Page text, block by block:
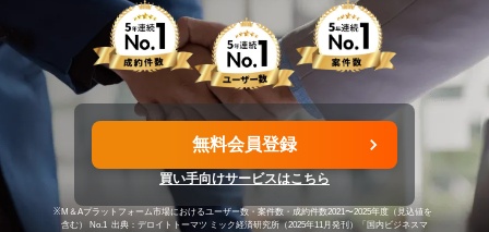
M&A案件一覧
売りたい方へ
買いたい方へ
無料会員登録
買い手向けサービスはこちら
※M＆Aプラットフォーム市場におけるユーザー数・案件数・成約件数2021〜2025年度（見込値を
含む） No.1 出典：デロイトトーマツ ミック経済研究所（2025年11月発刊）「国内ビジネスマ